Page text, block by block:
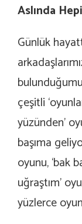
Aslında
Günlük
çeşitli
yüzünden’
başıma
oyunu, ‘bak
uğraştım’
yüzlerce